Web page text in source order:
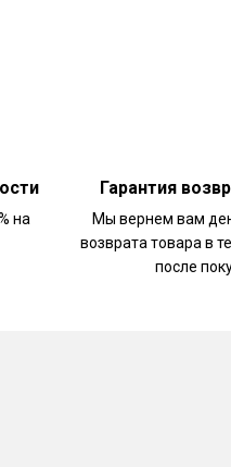
на
Гарантия
Мы вернем вам
возврата товара в
после